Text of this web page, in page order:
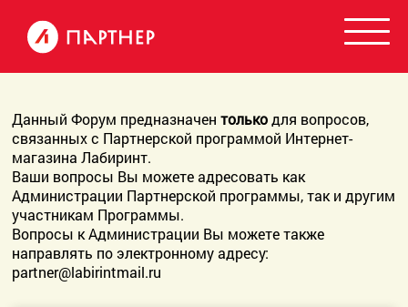
Данный Форум предназначентолькодля вопросов,
связанных с Партнерской программой Интернет-
магазина Лабиринт.
Ваши вопросы Вы можете адресовать как
Администрации Партнерской программы, так и другим
участникам Программы.
Вопросы к Администрации Вы можете также
направлять по электронному адресу:
partner@labirintmail.ru